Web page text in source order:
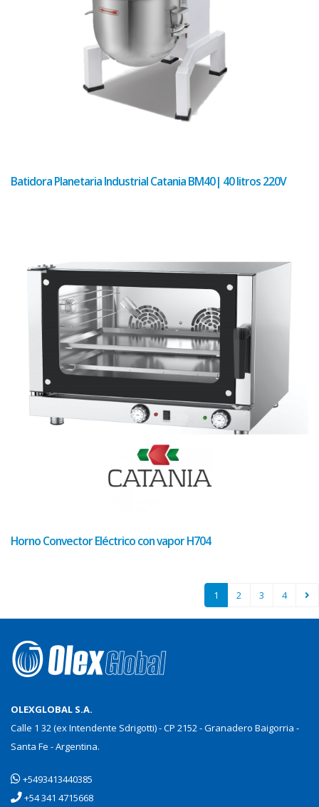
Batidora Planetaria Industrial Catania BM40| 40 litros 220V
Horno Convector Eléctrico con vapor H704
1 (current)
2 3 4
OLEXGLOBAL S.A.
Calle 1 32 (ex Intendente Sdrigotti) - CP 2152 - Granadero Baigorria -
Santa Fe - Argentina.
+5493413440385
+54 341 4715668